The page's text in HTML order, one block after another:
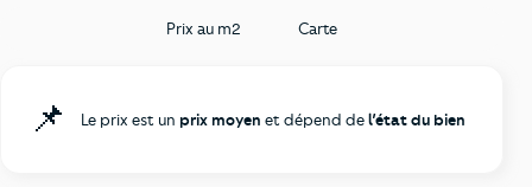
Prix au m2 Carte
📌 Le prix est un prix moyen et dépend del’état du bien